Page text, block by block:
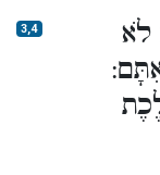
3,4
לֹא